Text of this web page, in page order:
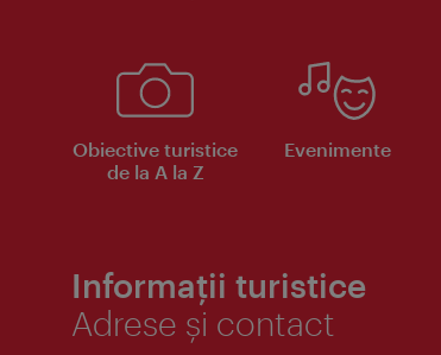
Obiective turistice
de la A la Z
Evenimente
Informații turistice
Adrese și contact